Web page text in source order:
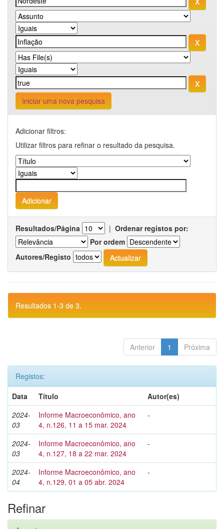
Iniciar uma nova pesquisa
Adicionar filtros:
Utilizar filtros para refinar o resultado da pesquisa.
Resultados/Página | Ordenar registos por:
Por ordem
Autores/Registo
Resultados 1-3 de 3.
Anterior 1 Próxima
Registos:
Data
Título
Autor(es)
2024-
03
Informe Macroeconômico, ano
4, n.126, 11 a 15 mar. 2024
-
2024-
03
Informe Macroeconômico, ano
4, n.127, 18 a 22 mar. 2024
-
2024-
04
Informe Macroeconômico, ano
4, n.129, 01 a 05 abr. 2024
-
Refinar